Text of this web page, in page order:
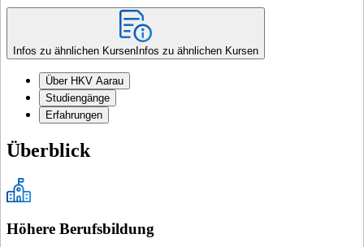
Infos zu ähnlichen Kursen Infos zu ähnlichen Kursen
Über HKV Aarau
Studiengänge
Erfahrungen
Überblick
Höhere Berufsbildung